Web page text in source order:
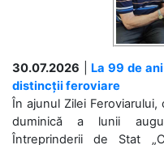
30.07.2026
La 99 de
distincții feroviare
În ajunul Zilei
duminică a lunii
Întreprinderii de Stat